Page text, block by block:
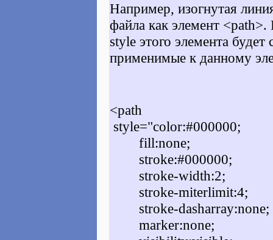
Например, изогнутая
файла как элемент
style этого элемента
применимые к данному
<path
style="color:#000000;
fill:none;
stroke:#000000;
stroke-width:2;
stroke-miterlimit:4;
stroke-dasharray:none;
marker:none;